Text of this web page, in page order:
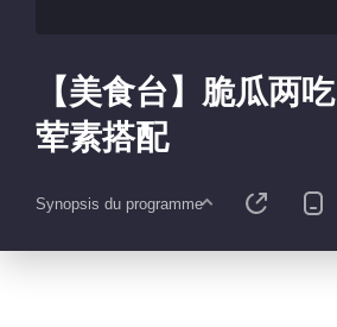
【美食台】脆瓜两
荤素搭配
Synopsis du programme